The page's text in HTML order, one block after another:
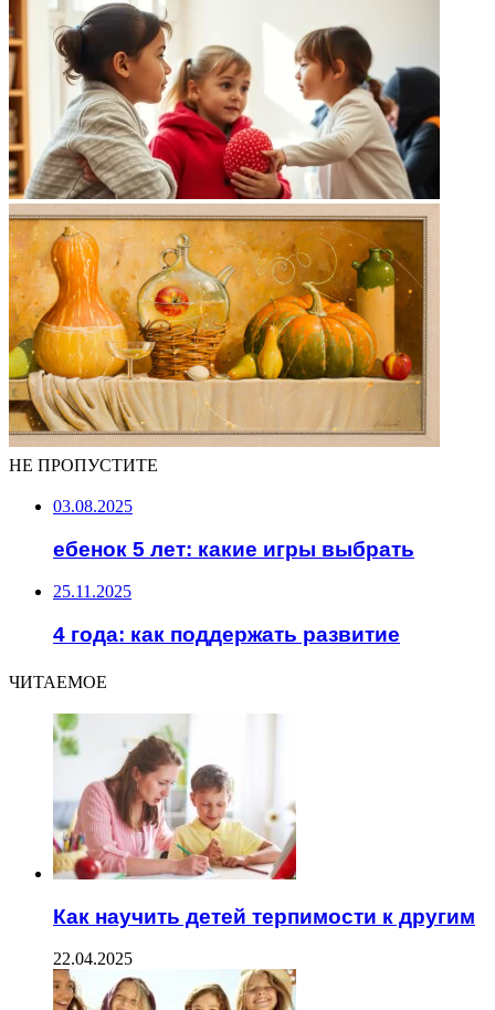
НЕ ПРОПУСТИТЕ
03.08.2025
ебенок 5 лет: какие игры выбрать
25.11.2025
4 года: как поддержать развитие
ЧИТАЕМОЕ
Как научить детей терпимости к другим
22.04.2025